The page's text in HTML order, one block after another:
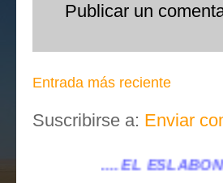
Publicar un
Entrada más reciente
Suscribirse a: Enviar
VILLENA ...